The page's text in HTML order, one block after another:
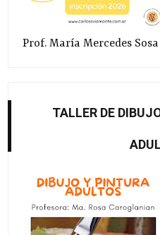
Prof. María Mercedes Sosa
TALLER DE